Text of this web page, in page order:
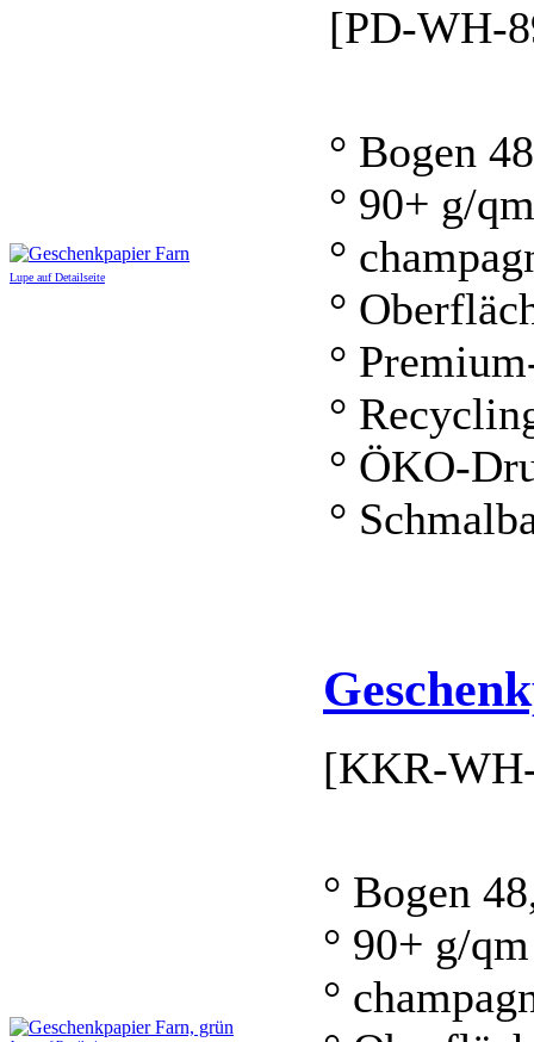
Lupe auf Detailseite
[PD-WH-
° Bogen
° 90+ g/qm
°
°
°
°
° ÖKO-
°
[KKR-
° Bogen
° 90+ g/qm
°